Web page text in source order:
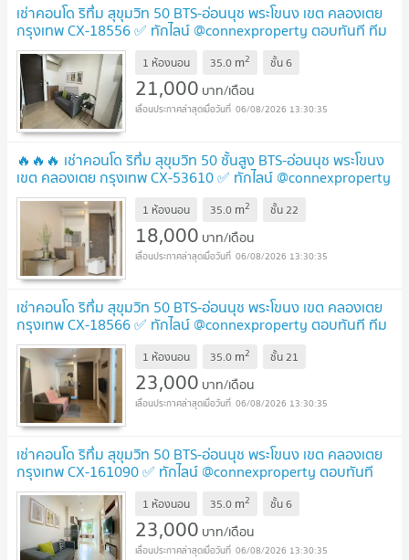
เช่าคอนโด ริทึ่ม สุขุมวิท 50 BTS-อ่อนนุช พระโขนง เขต คลองเตย
กรุงเทพ CX-18556 ✅ ทักไลน์ @connexproperty ตอบทันที ทีม
งานมืออาชีพ ✅ UPDATE !
1 ห้องนอน 35.0 m2 ชั้น6
21,000 บาท/เดือน
06/08/2026 13:30:35
🔥🔥🔥 เช่าคอนโด ริทึ่ม สุขุมวิท 50 ชั้นสูง BTS-อ่อนนุช พระโขนง
เขต คลองเตย กรุงเทพ CX-53610 ✅ ทักไลน์ @connexproperty
ตอบทันที ทีมงานมืออาชีพ ✅ 🔥🔥🔥
1 ห้องนอน 35.0 m2 ชั้น22
18,000 บาท/เดือน
06/08/2026 13:30:35
เช่าคอนโด ริทึ่ม สุขุมวิท 50 BTS-อ่อนนุช พระโขนง เขต คลองเตย
กรุงเทพ CX-18566 ✅ ทักไลน์ @connexproperty ตอบทันที ทีม
งานมืออาชีพ ✅ UPDATE !
1 ห้องนอน 35.0 m2 ชั้น21
23,000 บาท/เดือน
06/08/2026 13:30:35
เช่าคอนโด ริทึ่ม สุขุมวิท 50 BTS-อ่อนนุช พระโขนง เขต คลองเตย
กรุงเทพ CX-161090 ✅ ทักไลน์ @connexproperty ตอบทันที
ทีมงานมืออาชีพ ✅
1 ห้องนอน 35.0 m2 ชั้น6
23,000 บาท/เดือน
06/08/2026 13:30:35